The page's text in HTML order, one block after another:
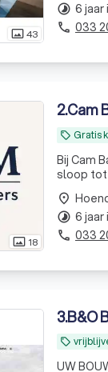
photo_size_select_actual43
timelapse 6 jaar
phone 033
photo_size_select_actual 18
2.Cam
local_offer Gratis
Bij Cam
sloop tot
place
timelapse 6 jaar
phone 033
3.B&O
local_offer
UW